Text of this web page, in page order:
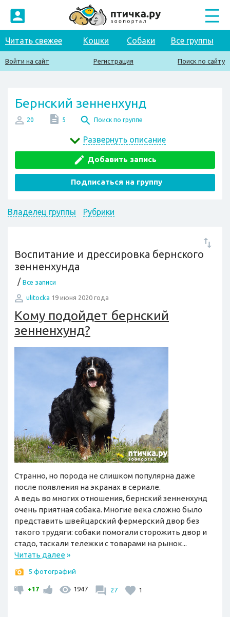
Читать свежее Кошки Собаки Все группы
Войти на сайт Регистрация Поиск по сайту
Бернский зенненхунд
20 5 Поиск по группе
Развернуть описание
Добавить запись
Подписаться на группу
Владелец группы Рубрики
Воспитание и дрессировка бернского
зенненхунда
/ Все записи
ulitocka 19 июня 2020 года
Кому подойдет бернский
зенненхунд?
Странно, но порода не слишком популярна даже
после появления на экранах в сериале.
А ведь во многих отношения, бернский зенненхунд
очень приятная собака. Многие века сложно было
представить швейцарский фермерский двор без
такого трудяги: собаки помогали сторожить двор и
стадо, таскали тележки с товарами на рынок...
Читать далее»
5 фотографий
+17 1947 27 1